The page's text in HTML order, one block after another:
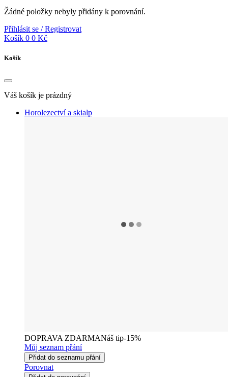
Žádné položky nebyly přidány k porovnání.
Přihlásit se / Registrovat
Košík 0 0 Kč
Košík
Váš košík je prázdný
Horolezectví a skialp
DOPRAVA ZDARMANáš tip-15%
Můj seznam přání
Přidat do seznamu přání
Porovnat